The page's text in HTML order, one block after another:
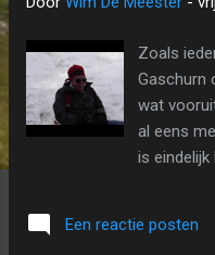
Zoals
Gaschurn
wat
al eens
is eindelijk
Een reactie posten